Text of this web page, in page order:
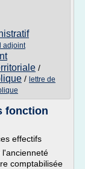
adjoint
/
/ lettre de
fonction
effectifs
l'ancienneté
comptabilisée